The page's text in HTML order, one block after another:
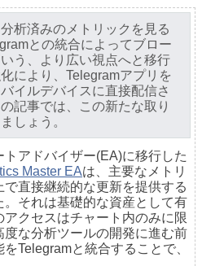
析済みのメトリックを見る
との統合によってブロー
う、より広い視点へと移行
により、Telegramアプリを
イルデバイスに直接配信さ
記事では、この新たな取り
しょう。
トアドバイザー(EA)に移行した
Master EAは、主要なメトリ
直接継続的な更新を提供する
それは基礎的な資産として有
クセスはチャート内のみに限
な分析ツールの開発に進む前
Telegramと統合することで、